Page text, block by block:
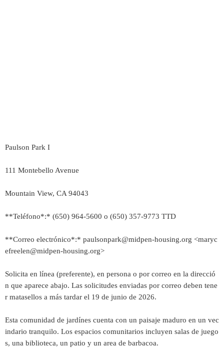
Paulson Park I
111 Montebello Avenue
Mountain View, CA 94043
**Teléfono*:* (650) 964-5600 o (650) 357-9773 TTD
**Correo electrónico*:* paulsonpark@midpen-housing.org <maryc
efreelen@midpen-housing.org>
Solicita en línea (preferente), en persona o por correo en la direcció
n que aparece abajo. Las solicitudes enviadas por correo deben tene
r matasellos a más tardar el 19 de junio de 2026.
Esta comunidad de jardínes cuenta con un paisaje maduro en un vec
indario tranquilo. Los espacios comunitarios incluyen salas de juego
s, una biblioteca, un patio y un area de barbacoa.